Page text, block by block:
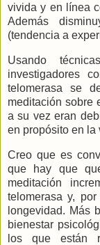
vivida y en línea
Además
(tendencia a
Usando
investigadores
telomerasa se
meditación sobre
a su vez eran
en propósito en la
Creo que es
que hay que
meditación
telomerasa y,
longevidad. Más
bienestar
los que están